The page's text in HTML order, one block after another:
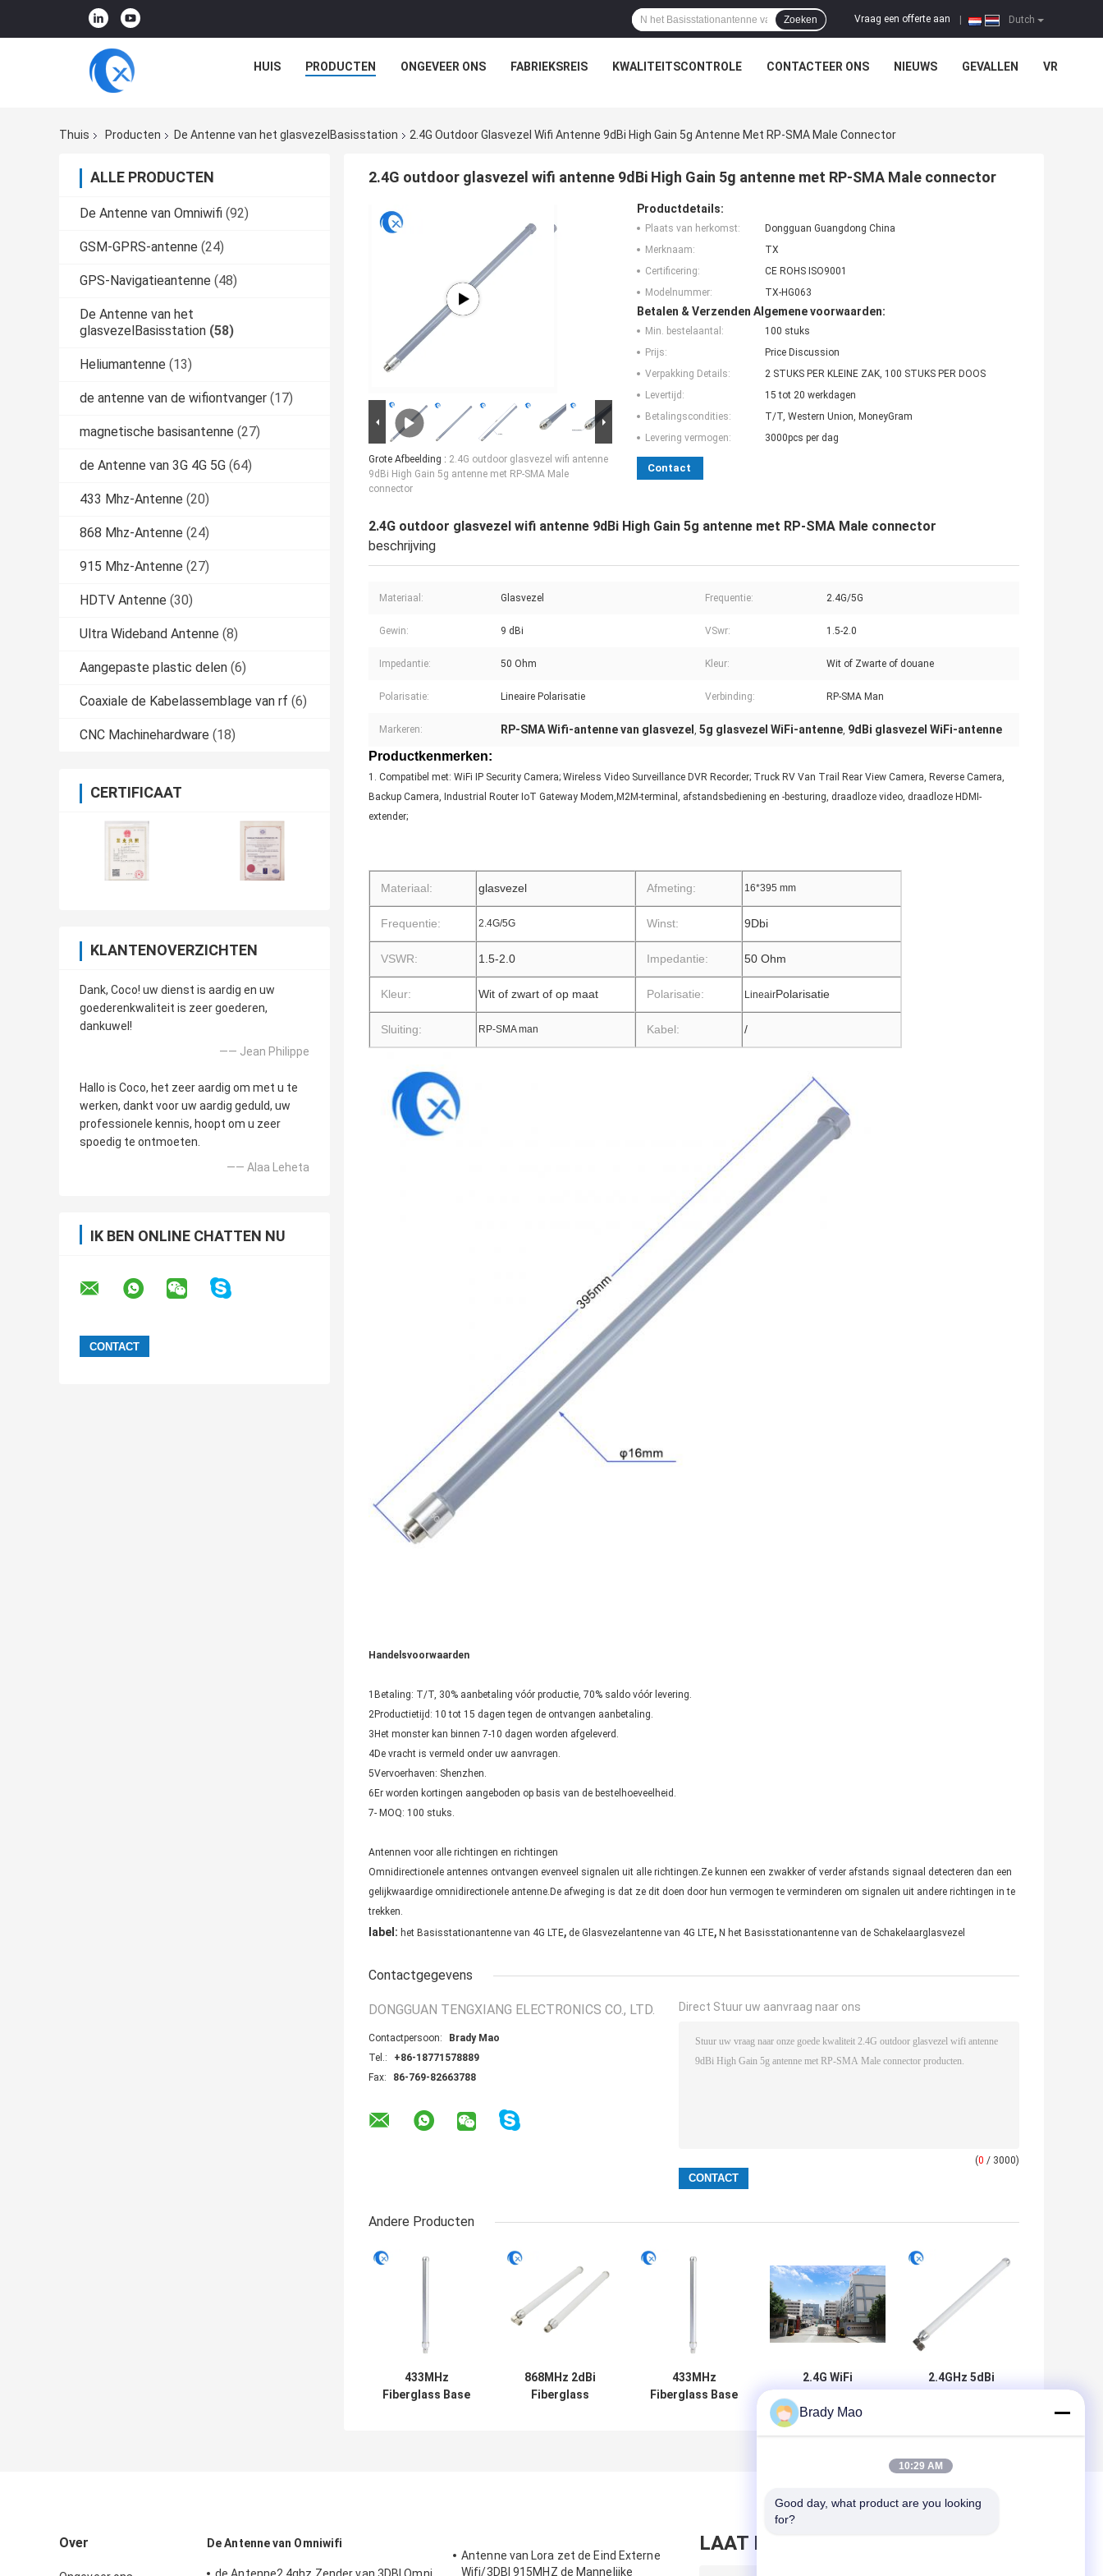
Dutch
Vraag een offerte aan
Zoeken
HUIS PRODUCTEN ONGEVEER ONS FABRIEKSREIS KWALITEITSCONTROLE CONTACTEER ONS NIEUWS GEVALLEN VR
Thuis Producten De Antenne van het glasvezelBasisstation 2.4G Outdoor Glasvezel Wifi Antenne 9dBi High Gain 5g Antenne Met RP-SMA Male Connector
ALLE PRODUCTEN
De Antenne van Omniwifi (92)
GSM-GPRS-antenne (24)
GPS-Navigatieantenne (48)
De Antenne van het
glasvezelBasisstation (58)
Heliumantenne (13)
de antenne van de wifiontvanger (17)
magnetische basisantenne (27)
de Antenne van 3G 4G 5G (64)
433 Mhz-Antenne (20)
868 Mhz-Antenne (24)
915 Mhz-Antenne (27)
HDTV Antenne (30)
Ultra Wideband Antenne (8)
Aangepaste plastic delen (6)
Coaxiale de Kabelassemblage van rf (6)
CNC Machinehardware (18)
CERTIFICAAT
KLANTENOVERZICHTEN
Dank, Coco! uw dienst is aardig en uw
goederenkwaliteit is zeer goederen,
dankuwel!
—— Jean Philippe
Hallo is Coco, het zeer aardig om met u te
werken, dankt voor uw aardig geduld, uw
professionele kennis, hoopt om u zeer
spoedig te ontmoeten.
—— Alaa Leheta
IK BEN ONLINE CHATTEN NU
2.4G outdoor glasvezel wifi antenne 9dBi High Gain 5g antenne met RP-SMA Male connector
Grote Afbeelding : 2.4G outdoor glasvezel wifi antenne
9dBi High Gain 5g antenne met RP-SMA Male
connector
Productdetails:
Plaats van herkomst:
Dongguan Guangdong China
Merknaam:
TX
Certificering:
CE ROHS ISO9001
Modelnummer:
TX-HG063
Betalen & Verzenden Algemene voorwaarden:
Min. bestelaantal:
100 stuks
Prijs:
Price Discussion
Verpakking Details:
2 STUKS PER KLEINE ZAK, 100 STUKS PER DOOS
Levertijd:
15 tot 20 werkdagen
Betalingscondities:
T/T, Western Union, MoneyGram
Levering vermogen:
3000pcs per dag
Contact
2.4G outdoor glasvezel wifi antenne 9dBi High Gain 5g antenne met RP-SMA Male connector
beschrijving
Materiaal: Glasvezel Frequentie: 2.4G/5G
Gewin: 9 dBi VSwr: 1.5-2.0
Impedantie: 50 Ohm Kleur: Wit of Zwarte of douane
Polarisatie: Lineaire Polarisatie Verbinding: RP-SMA Man
Markeren: RP-SMA Wifi-antenne van glasvezel , 5g glasvezel WiFi-antenne, 9dBi glasvezel WiFi-antenne
Productkenmerken:
1. Compatibel met: WiFi IP Security Camera; Wireless Video Surveillance DVR Recorder; Truck RV Van Trail Rear View Camera, Reverse Camera,
Backup Camera, Industrial Router IoT Gateway Modem,M2M-terminal, afstandsbediening en -besturing, draadloze video, draadloze HDMI-
extender;
Materiaal: glasvezel Afmeting: 16*395 mm
Frequentie: 2.4G/5G Winst: 9Dbi
VSWR: 1.5-2.0 Impedantie: 50 Ohm
Kleur: Wit of zwart of op maat Polarisatie: LineairPolarisatie
Sluiting: RP-SMA man Kabel: /
Handelsvoorwaarden
1Betaling: T/T, 30% aanbetaling vóór productie, 70% saldo vóór levering.
2Productietijd: 10 tot 15 dagen tegen de ontvangen aanbetaling.
3Het monster kan binnen 7-10 dagen worden afgeleverd.
4De vracht is vermeld onder uw aanvragen.
5Vervoerhaven: Shenzhen.
6Er worden kortingen aangeboden op basis van de bestelhoeveelheid.
7- MOQ: 100 stuks.
Antennen voor alle richtingen en richtingen
Omnidirectionele antennes ontvangen evenveel signalen uit alle richtingen.Ze kunnen een zwakker of verder afstands signaal detecteren dan een
gelijkwaardige omnidirectionele antenne.De afweging is dat ze dit doen door hun vermogen te verminderen om signalen uit andere richtingen in te
trekken.
label: het Basisstationantenne van 4G LTE, de Glasvezelantenne van 4G LTE, N het Basisstationantenne van de Schakelaarglasvezel
Contactgegevens
DONGGUAN TENGXIANG ELECTRONICS CO., LTD.
Contactpersoon:
Brady Mao
Tel.:
+86-18771578889
Fax:
86-769-82663788
Direct Stuur uw aanvraag naar ons
(0 / 3000)
Andere Producten
433MHz
Fiberglass Base
868MHz 2dBi
Fiberglass
433MHz
Fiberglass Base
2.4G WiFi
Antenna 5 dBi
Gain 18x110mm
2.4GHz 5dBi
Over De Antenne van Omniwifi
Antenne van Lora zet de Eind Externe
Wifi/3DBI 915MHZ de Mannelijke
LAAT BERICHT ACHTER
Brady Mao
10:29 AM
Good day, what product are you looking
for?